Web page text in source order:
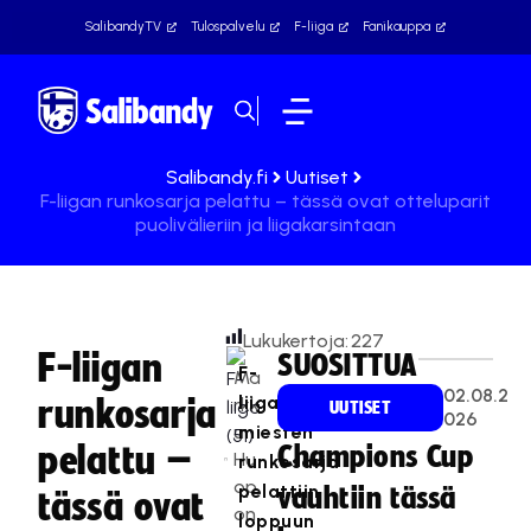
SalibandyTV Tulospalvelu F-liiga Fanikauppa
Salibandy.fi
Uutiset
F-liigan runkosarja pelattu – tässä ovat otteluparit
puolivälieriin ja liigakarsintaan
F-liigan
runkosarja
pelattu –
tässä ovat
Ma
rkk
u
Hu
op
on
Lukukertoja:227
F-
liigan
miesten
runkosarja
pelattiin
loppuun
SUOSITTUA
UUTISET
02.08.2
026
Champions Cup
vauhtiin tässä